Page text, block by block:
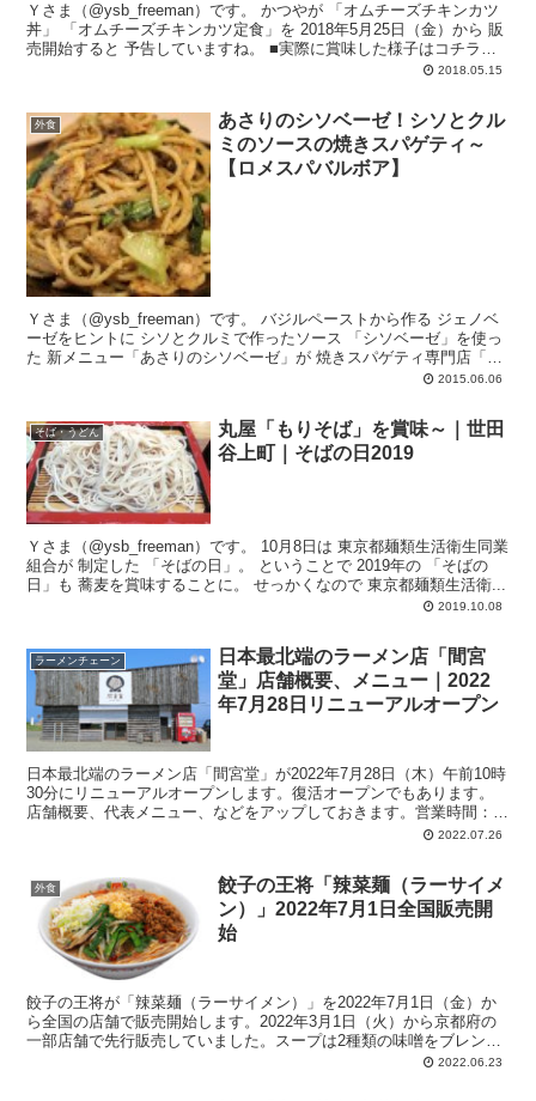
Ｙさま（@ysb_freeman）です。 かつやが 「オムチーズチキンカツ
丼」 「オムチーズチキンカツ定食」を 2018年5月25日（金）から 販
売開始すると 予告していますね。 ■実際に賞味した様子はコチラ
2018.05.15
外食
あさりのシソベーゼ！シソとクル
ミのソースの焼きスパゲティ～
【ロメスパバルボア】
Ｙさま（@ysb_freeman）です。 バジルペーストから作る ジェノベ
ーゼをヒントに シソとクルミで作ったソース 「シソベーゼ」を使っ
た 新メニュー「あさりのシソベーゼ」が 焼きスパゲティ専門店「ロ
2015.06.06
そば・うどん
丸屋「もりそば」を賞味～｜世田
谷上町｜そばの日2019
Ｙさま（@ysb_freeman）です。 10月8日は 東京都麺類生活衛生同業
組合が 制定した 「そばの日」。 ということで 2019年の 「そばの
日」も 蕎麦を賞味することに。 せっかくなので 東京都麺類生活衛...
2019.10.08
ラーメンチェーン
日本最北端のラーメン店「間宮
堂」店舗概要、メニュー｜2022
年7月28日リニューアルオープン
日本最北端のラーメン店「間宮堂」が2022年7月28日（木）午前10時
30分にリニューアルオープンします。復活オープンでもあります。
店舗概要、代表メニュー、などをアップしておきます。営業時間：
10:00～14:30。冬期休業。席数：14席。元祖帆立ラーメン、帆立カレ
2022.07.26
外食
餃子の王将「辣菜麺（ラーサイメ
ン）」2022年7月1日全国販売開
始
餃子の王将が「辣菜麺（ラーサイメン）」を2022年7月1日（金）か
ら全国の店舗で販売開始します。2022年3月1日（火）から京都府の
一部店舗で先行販売していました。スープは2種類の味噌をブレン
ド。四川山椒の爽やかな痺れ、香味ラー油の刺激的な辛さ、五香粉
2022.06.23